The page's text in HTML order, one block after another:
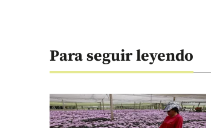
Para seguir leyendo